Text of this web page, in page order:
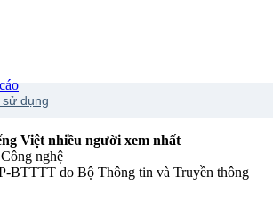
dụng
Việt nhiều người xem nhất
nghệ
BTTTT do Bộ Thông tin và Truyền thông